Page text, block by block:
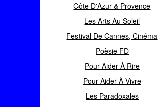
Côte D'Azur & Provence
Les Arts Au Soleil
Festival De Cannes, Cinéma
Poèsie FD
Pour Aider À Rire
Pour Aider À Vivre
Les Paradoxales